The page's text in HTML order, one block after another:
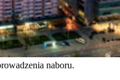
naboru.